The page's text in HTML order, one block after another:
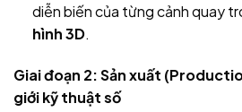
diễn biến của từng cảnh quay
hình 3D.
Giai đoạn 2: Sản xuất
giới kỹ thuật số